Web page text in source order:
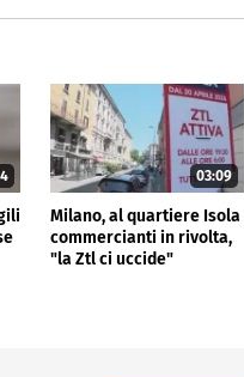
03:09
Milano, al quartiere Isola
commercianti in rivolta,
"la Ztl ci uccide"